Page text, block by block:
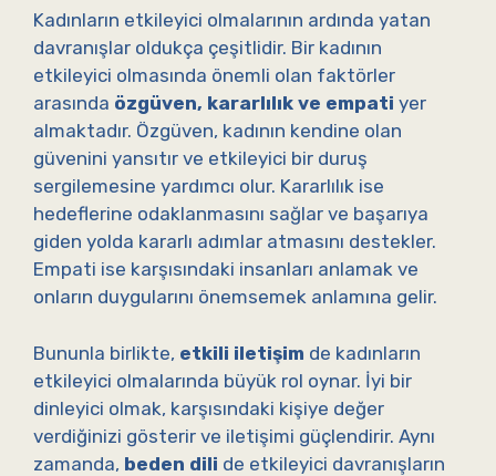
Kadınların etkileyici olmalarının ardında yatan
davranışlar oldukça çeşitlidir. Bir kadının
etkileyici olmasında önemli olan faktörler
arasında özgüven, kararlılık ve empati yer
almaktadır. Özgüven, kadının kendine olan
güvenini yansıtır ve etkileyici bir duruş
sergilemesine yardımcı olur. Kararlılık ise
hedeflerine odaklanmasını sağlar ve başarıya
giden yolda kararlı adımlar atmasını destekler.
Empati ise karşısındaki insanları anlamak ve
onların duygularını önemsemek anlamına gelir.
Bununla birlikte, etkili iletişim de kadınların
etkileyici olmalarında büyük rol oynar. İyi bir
dinleyici olmak, karşısındaki kişiye değer
verdiğinizi gösterir ve iletişimi güçlendirir. Aynı
zamanda, beden dili de etkileyici davranışların